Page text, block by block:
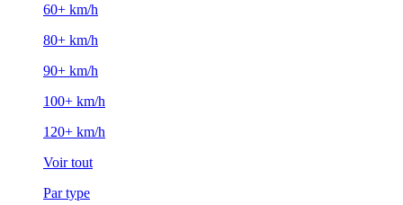
60+ km/h
80+ km/h
90+ km/h
100+ km/h
120+ km/h
Voir tout
Par type